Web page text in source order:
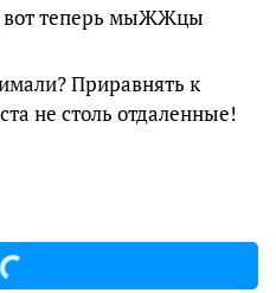
вот теперь мыЖЖцы
Приравнять к
не столь отдаленные!